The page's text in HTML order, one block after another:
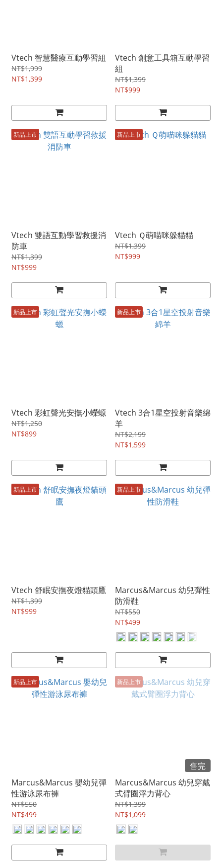
Vtech 智慧醫療互動學習組
NT$1,999
NT$1,399
Vtech 創意工具箱互動學習
組
NT$1,399
NT$999
新品上市
Vtech 雙語互動學習救援消
防車
NT$1,399
NT$999
新品上市
Vtech Ｑ萌喵咪躲貓貓
NT$1,399
NT$999
新品上市
Vtech 彩虹聲光安撫小蠑螈
NT$1,250
NT$899
新品上市
Vtech 3合1星空投射音樂綿
羊
NT$2,199
NT$1,599
新品上市
Vtech 舒眠安撫夜燈貓頭鷹
NT$1,399
NT$999
新品上市
Marcus&Marcus 幼兒彈性
防滑鞋
NT$550
NT$499
新品上市
Marcus&Marcus 嬰幼兒彈
性游泳尿布褲
NT$550
NT$499
新品上市
售完
Marcus&Marcus 幼兒穿戴
式臂圈浮力背心
NT$1,399
NT$1,099